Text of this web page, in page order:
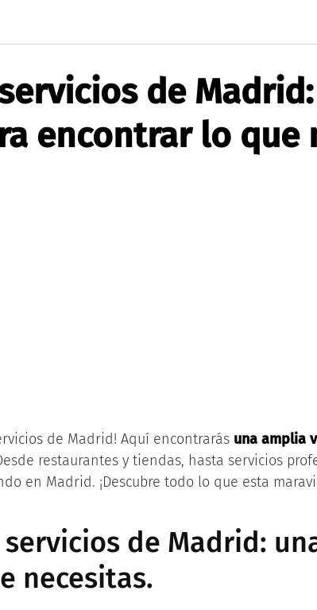
de
encontrar lo que
de Madrid! Aquí encontrarás una amplia
restaurantes y tiendas, hasta servicios
en Madrid. ¡Descubre todo lo que esta
de Madrid:
necesitas.